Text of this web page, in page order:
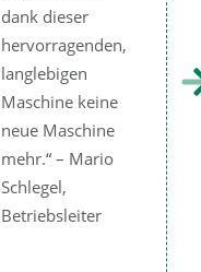
dank dieser
hervorragenden,
langlebigen
Maschine keine
neue Maschine
mehr.“ – Mario
Schlegel,
Betriebsleiter